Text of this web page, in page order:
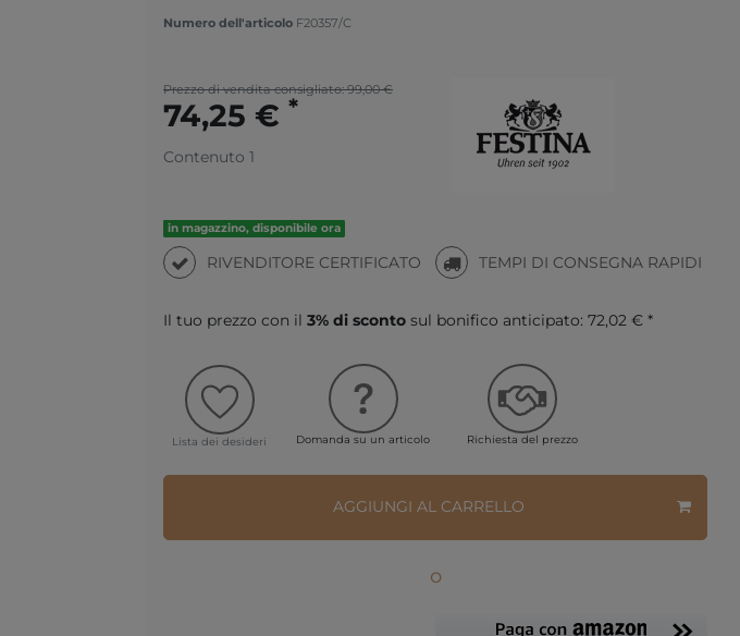
Numero dell'articolo F20357/C
Prezzo di vendita consigliato: 99,00 €
74,25 € *
Contenuto 1
in magazzino, disponibile ora
RIVENDITORE CERTIFICATO TEMPI DI CONSEGNA RAPIDI
Il tuo prezzo con il 3% di sconto sul bonifico anticipato: 72,02 € *
Lista dei desideri Domanda su un articolo Richiesta del prezzo
AGGIUNGI AL CARRELLO
o